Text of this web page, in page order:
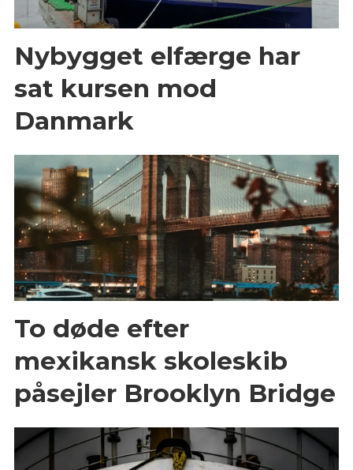
Nybygget elfærge har
sat kursen mod
Danmark
To døde efter
mexikansk skoleskib
påsejler Brooklyn Bridge